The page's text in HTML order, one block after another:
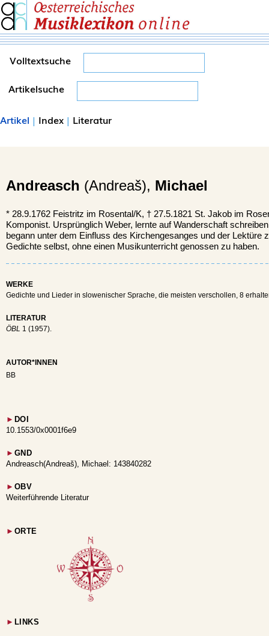
Volltextsuche
Artikelsuche
Artikel | Index | Literatur
Andreasch (Andreaš), Michael
* 28.9.1762 Feistritz im Rosental/K, † 27.5.1821 St. Jakob im
Komponist. Ursprünglich Weber, lernte auf Wanderschaft
begann unter dem Einfluss des Kirchengesanges und der Lektüre
Gedichte selbst, ohne einen Musikunterricht genossen zu haben.
WERKE
Gedichte und Lieder in slowenischer Sprache, die meisten verschollen, 8
LITERATUR
ÖBL 1 (1957).
AUTOR*INNEN
BB
► DOI
10.1553/0x0001f6e9
► GND
Andreasch(Andreaš), Michael: 143840282
► OBV
Weiterführende Literatur
► ORTE
► LINKS